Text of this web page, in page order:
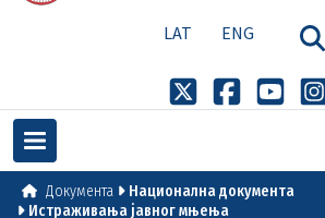
LAT ENG
Документа
Национална документа
Истраживања јавног мњења